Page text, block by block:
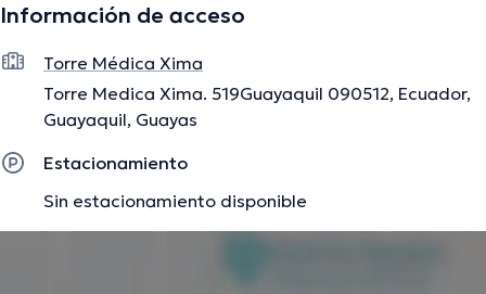
Información de acceso
Torre Médica Xima
Torre Medica Xima. 519Guayaquil 090512, Ecuador,
Guayaquil, Guayas
Estacionamiento
Sin estacionamiento disponible